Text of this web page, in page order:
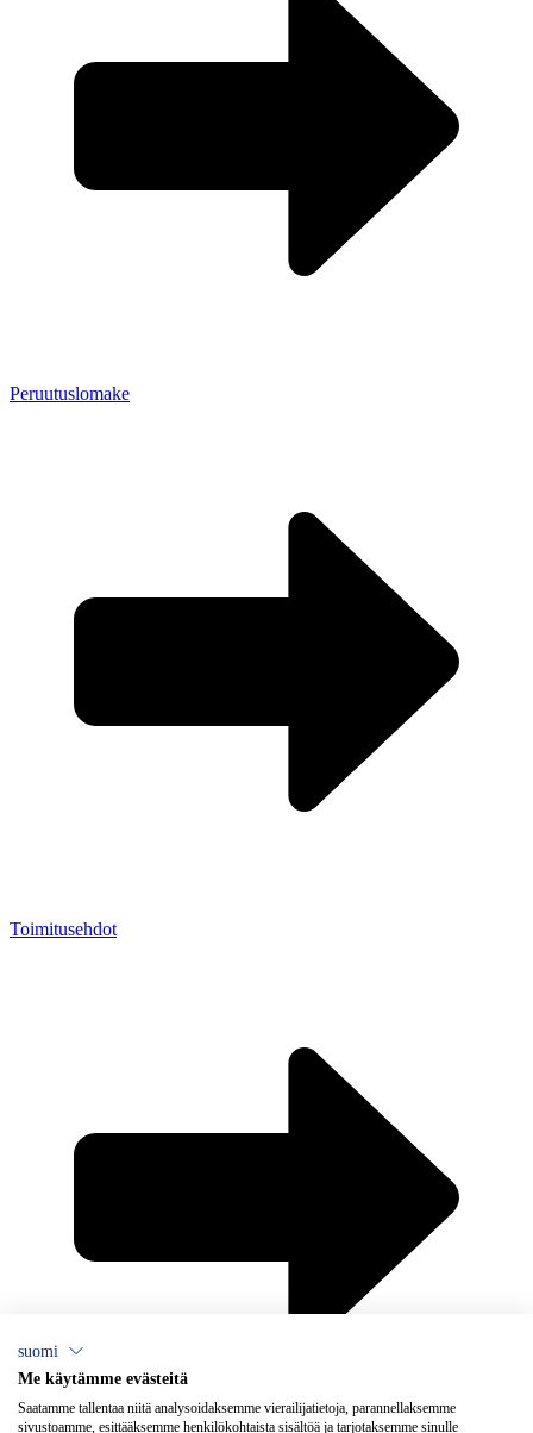
Peruutuslomake
Toimitusehdot
suomi
Me käytämme evästeitä
Saatamme tallentaa niitä analysoidaksemme vierailijatietoja, parannellaksemme
sivustoamme, esittääksemme henkilökohtaista sisältöä ja tarjotaksemme sinulle
Chat